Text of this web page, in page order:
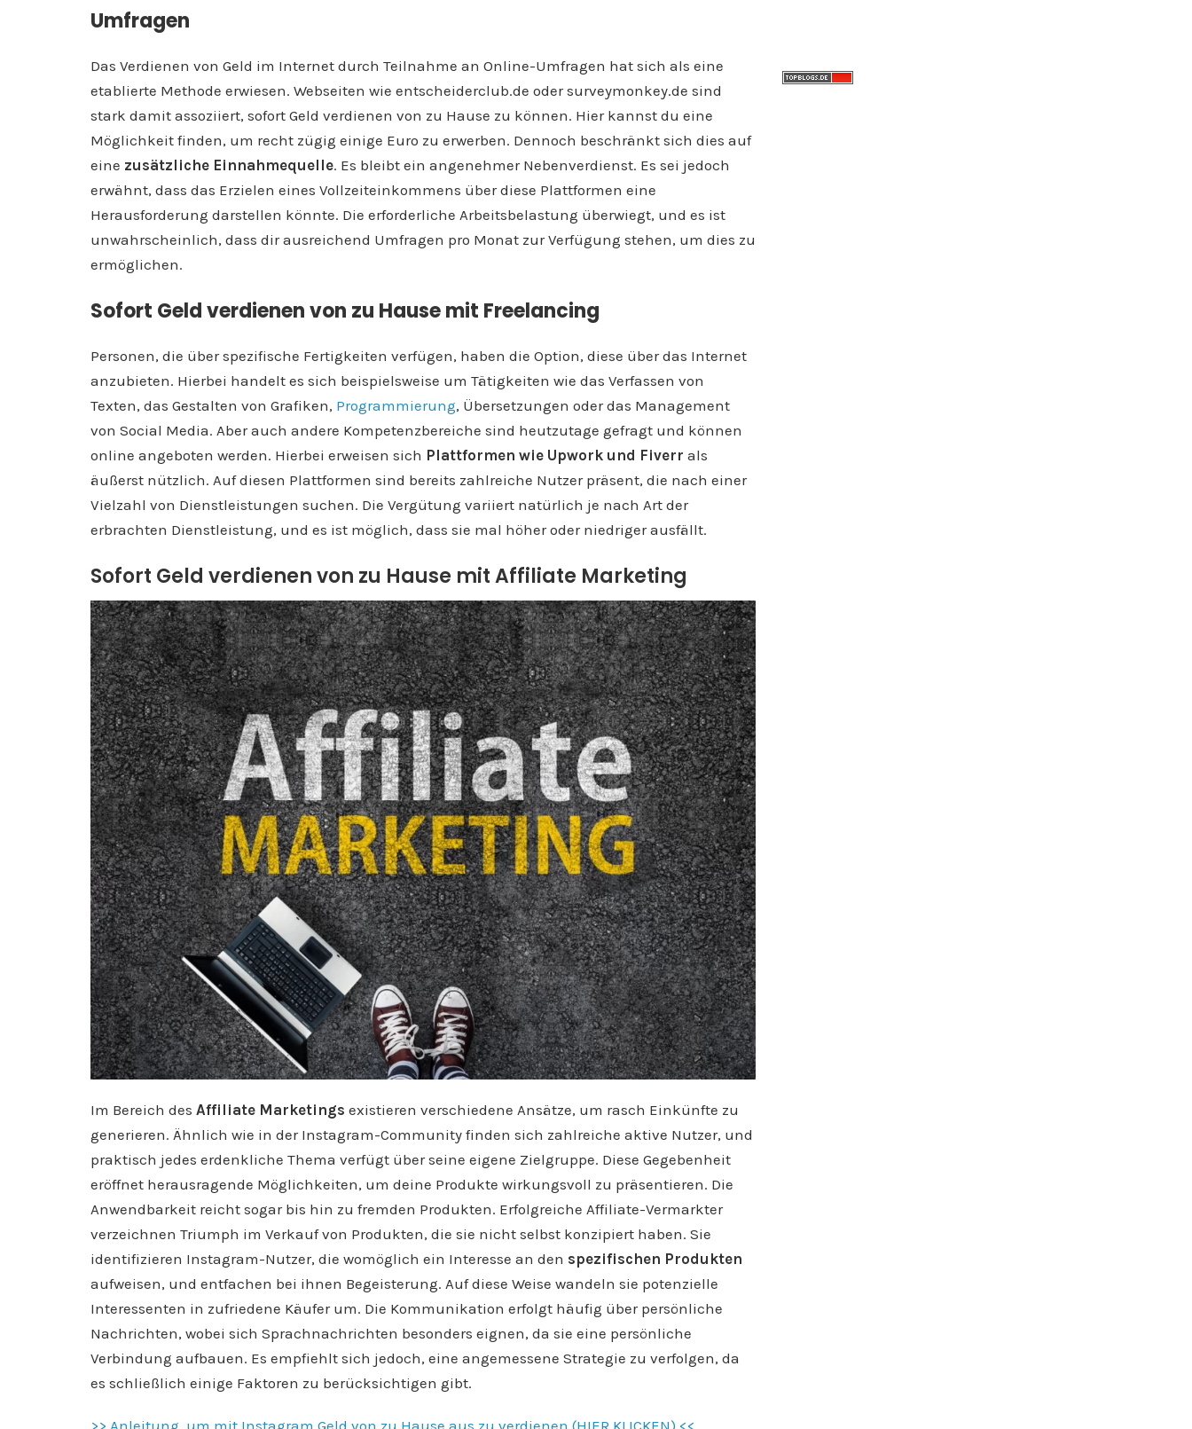
Umfragen
Das Verdienen von Geld im Internet durch Teilnahme an Online-Umfragen hat sich als eine
etablierte Methode erwiesen. Webseiten wie entscheiderclub.de oder surveymonkey.de sind
stark damit assoziiert, sofort Geld verdienen von zu Hause zu können. Hier kannst du eine
Möglichkeit finden, um recht zügig einige Euro zu erwerben. Dennoch beschränkt sich dies auf
eine zusätzliche Einnahmequelle. Es bleibt ein angenehmer Nebenverdienst. Es sei jedoch
erwähnt, dass das Erzielen eines Vollzeiteinkommens über diese Plattformen eine
Herausforderung darstellen könnte. Die erforderliche Arbeitsbelastung überwiegt, und es ist
unwahrscheinlich, dass dir ausreichend Umfragen pro Monat zur Verfügung stehen, um dies zu
ermöglichen.
Sofort Geld verdienen von zu Hause mit Freelancing
Personen, die über spezifische Fertigkeiten verfügen, haben die Option, diese über das Internet
anzubieten. Hierbei handelt es sich beispielsweise um Tätigkeiten wie das Verfassen von
Texten, das Gestalten von Grafiken, Programmierung, Übersetzungen oder das Management
von Social Media. Aber auch andere Kompetenzbereiche sind heutzutage gefragt und können
online angeboten werden. Hierbei erweisen sich Plattformen wie Upwork und Fiverr als
äußerst nützlich. Auf diesen Plattformen sind bereits zahlreiche Nutzer präsent, die nach einer
Vielzahl von Dienstleistungen suchen. Die Vergütung variiert natürlich je nach Art der
erbrachten Dienstleistung, und es ist möglich, dass sie mal höher oder niedriger ausfällt.
Sofort Geld verdienen von zu Hause mit Affiliate Marketing
Im Bereich des Affiliate Marketings existieren verschiedene Ansätze, um rasch Einkünfte zu
generieren. Ähnlich wie in der Instagram-Community finden sich zahlreiche aktive Nutzer, und
praktisch jedes erdenkliche Thema verfügt über seine eigene Zielgruppe. Diese Gegebenheit
eröffnet herausragende Möglichkeiten, um deine Produkte wirkungsvoll zu präsentieren. Die
Anwendbarkeit reicht sogar bis hin zu fremden Produkten. Erfolgreiche Affiliate-Vermarkter
verzeichnen Triumph im Verkauf von Produkten, die sie nicht selbst konzipiert haben. Sie
identifizieren Instagram-Nutzer, die womöglich ein Interesse an den spezifischen Produkten
aufweisen, und entfachen bei ihnen Begeisterung. Auf diese Weise wandeln sie potenzielle
Interessenten in zufriedene Käufer um. Die Kommunikation erfolgt häufig über persönliche
Nachrichten, wobei sich Sprachnachrichten besonders eignen, da sie eine persönliche
Verbindung aufbauen. Es empfiehlt sich jedoch, eine angemessene Strategie zu verfolgen, da
es schließlich einige Faktoren zu berücksichtigen gibt.
>> Anleitung, um mit Instagram Geld von zu Hause aus zu verdienen (HIER KLICKEN) <<